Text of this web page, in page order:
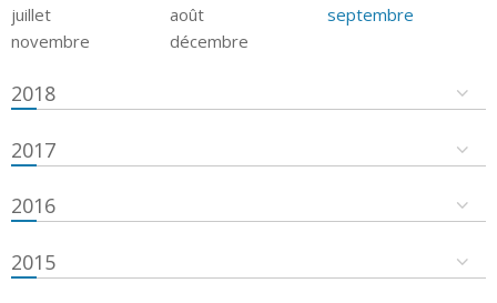
juillet
août
septembre
novembre
décembre
2018
2017
2016
2015